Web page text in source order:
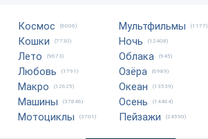
Космос (6006)
Кошки (7730)
Лето (9673)
Любовь (1791)
Макро (12625)
Машины (37846)
Мотоциклы (3701)
Мультфильмы (1177)
Ночь (12408)
Облака (945)
Озёра (6989)
Океан (13539)
Осень (14464)
Пейзажи (24590)